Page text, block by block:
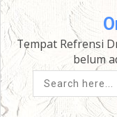
Tempat Refrensi
belum